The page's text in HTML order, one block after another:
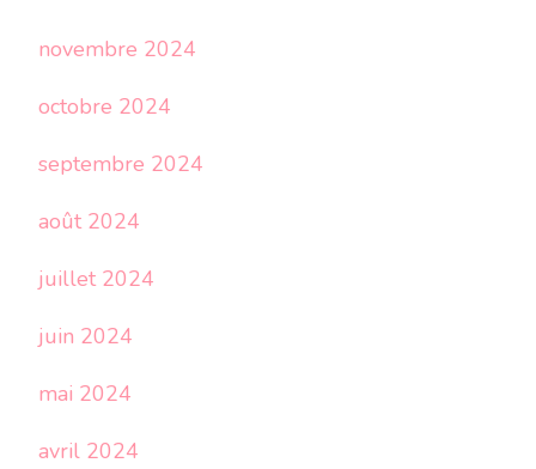
novembre 2024
octobre 2024
septembre 2024
août 2024
juillet 2024
juin 2024
mai 2024
avril 2024